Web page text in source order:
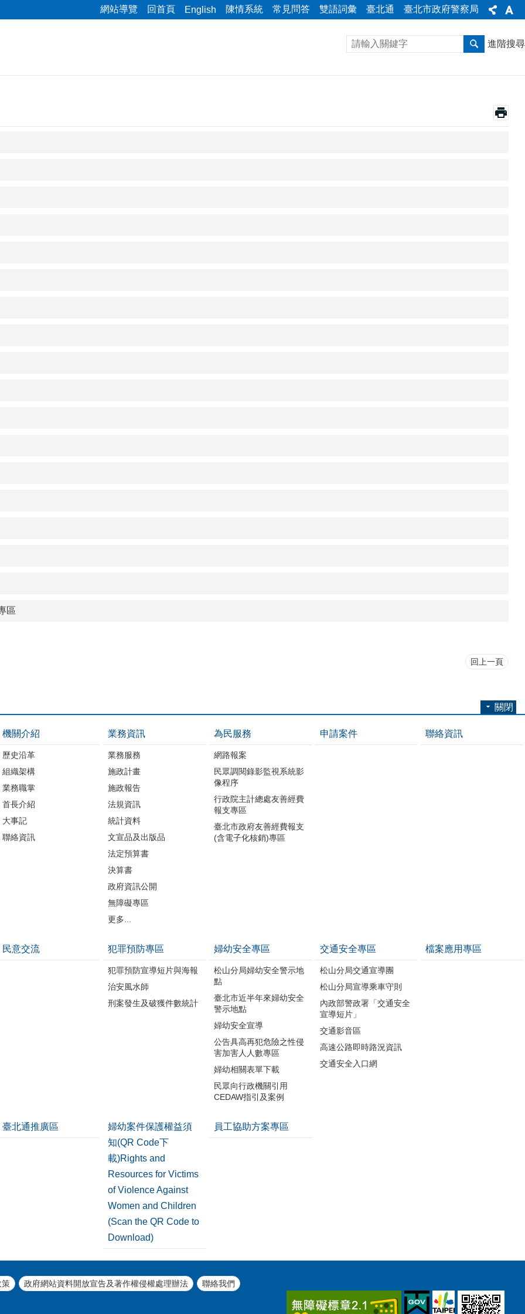
網站導覽 回首頁 English 陳情系統 常見問答 雙語詞彙 臺北通 臺北市政府警察局
進階搜尋
區
回上一頁
關閉
機關介紹
歷史沿革
組織架構
業務職掌
首長介紹
大事記
聯絡資訊
業務資訊
業務服務
施政計畫
施政報告
法規資訊
統計資料
文宣品及出版品
法定預算書
決算書
政府資訊公開
無障礙專區
更多...
為民服務
網路報案
民眾調閱錄影監視系統影
像程序
行政院主計總處友善經費
報支專區
臺北市政府友善經費報支
(含電子化核銷)專區
申請案件 聯絡資訊
民意交流 犯罪預防專區
犯罪預防宣導短片與海報
治安風水師
刑案發生及破獲件數統計
婦幼安全專區
松山分局婦幼安全警示地
點
臺北市近半年來婦幼安全
警示地點
婦幼安全宣導
公告具高再犯危險之性侵
害加害人人數專區
婦幼相關表單下載
民眾向行政機關引用
CEDAW指引及案例
交通安全專區
松山分局交通宣導團
松山分局宣導乘車守則
內政部警政署「交通安全
宣導短片」
交通影音區
高速公路即時路況資訊
交通安全入口網
檔案應用專區
臺北通推廣區
婦幼案件保護權益須
知(QR Code下
載)Rights and
Resources for Victims
of Violence Against
Women and Children
(Scan the QR Code to
Download)
員工協助方案專區
策 政府網站資料開放宣告及著作權侵權處理辦法 聯絡我們